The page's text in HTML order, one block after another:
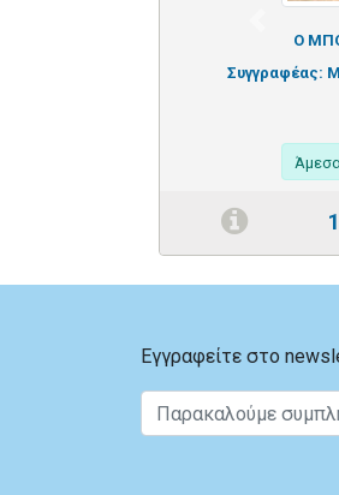
Ο
Συγγραφέας:
Previous
Εγγραφείτε στο